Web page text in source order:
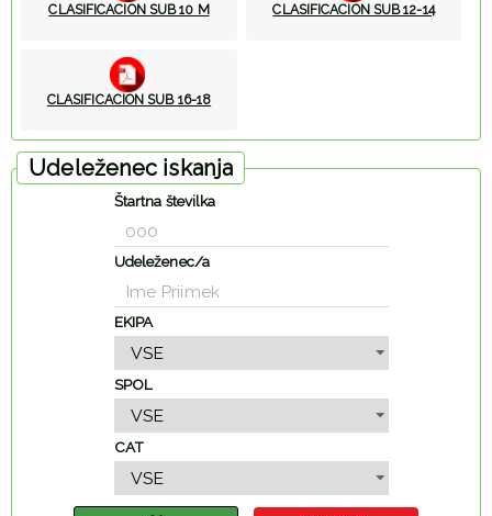
CLASIFICACION SUB 10 M CLASIFICACION SUB 12-14
CLASIFICACION SUB 16-18
Udeleženec iskanja
Štartna številka
Udeleženec/a
EKIPA
SPOL
CAT